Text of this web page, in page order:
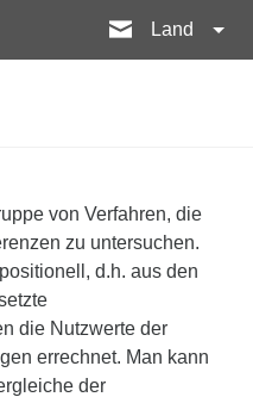
Land
von Verfahren, die
zu untersuchen.
d.h. aus den
die Nutzwerte der
errechnet. Man kann
der